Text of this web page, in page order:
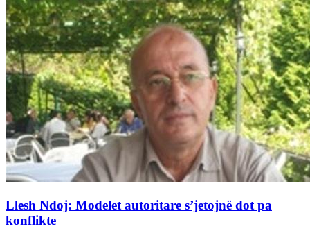
Llesh Ndoj: Modelet autoritare s’jetojnë dot pa
konflikte